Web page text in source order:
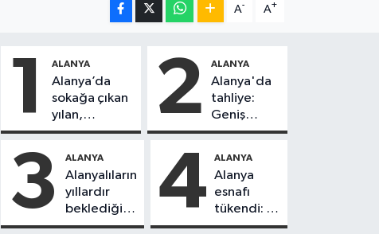
A- A+
1 ALANYA
Alanya’da
sokağa çıkan
yılan,
vatandaşı
2 ALANYA
Alanya'da
tahliye:
Geniş
güvenlik
alındı
3 ALANYA
Alanyalıların
yıllardır
beklediği
yol askıdan
4 ALANYA
Alanya
esnafı
tükendi: 1
ayda 150